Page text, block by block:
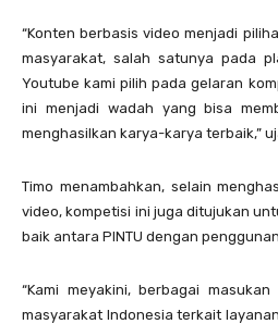
“Konten berbasis video menjadi
masyarakat, salah satunya pada
Youtube kami pilih pada gelaran
ini menjadi wadah yang bisa
menghasilkan karya-karya terbaik,”
Timo menambahkan, selain
video, kompetisi ini juga ditujukan
baik antara PINTU dengan
“Kami meyakini, berbagai
masyarakat Indonesia terkait